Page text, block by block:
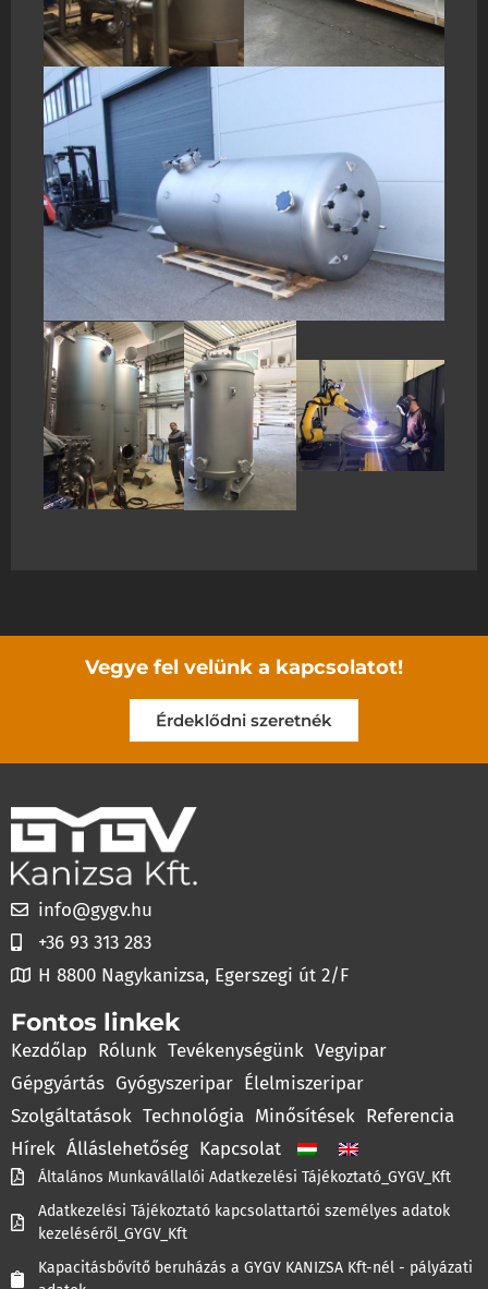
Vegye fel velünk a kapcsolatot!
Érdeklődni szeretnék
info@gygv.hu
+36 93 313 283
H 8800 Nagykanizsa, Egerszegi út 2/F
Fontos linkek
Kezdőlap Rólunk Tevékenységünk Vegyipar
Gépgyártás Gyógyszeripar Élelmiszeripar
Szolgáltatások Technológia Minősítések Referencia
Hírek Álláslehetőség Kapcsolat
Általános Munkavállalói Adatkezelési Tájékoztató_GYGV_Kft
Adatkezelési Tájékoztató kapcsolattartói személyes adatok
kezeléséről_GYGV_Kft
Kapacitásbővítő beruházás a GYGV KANIZSA Kft-nél - pályázati